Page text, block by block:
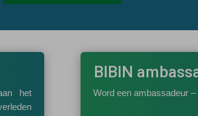
het
BIBIN
Word een ambassadeur –